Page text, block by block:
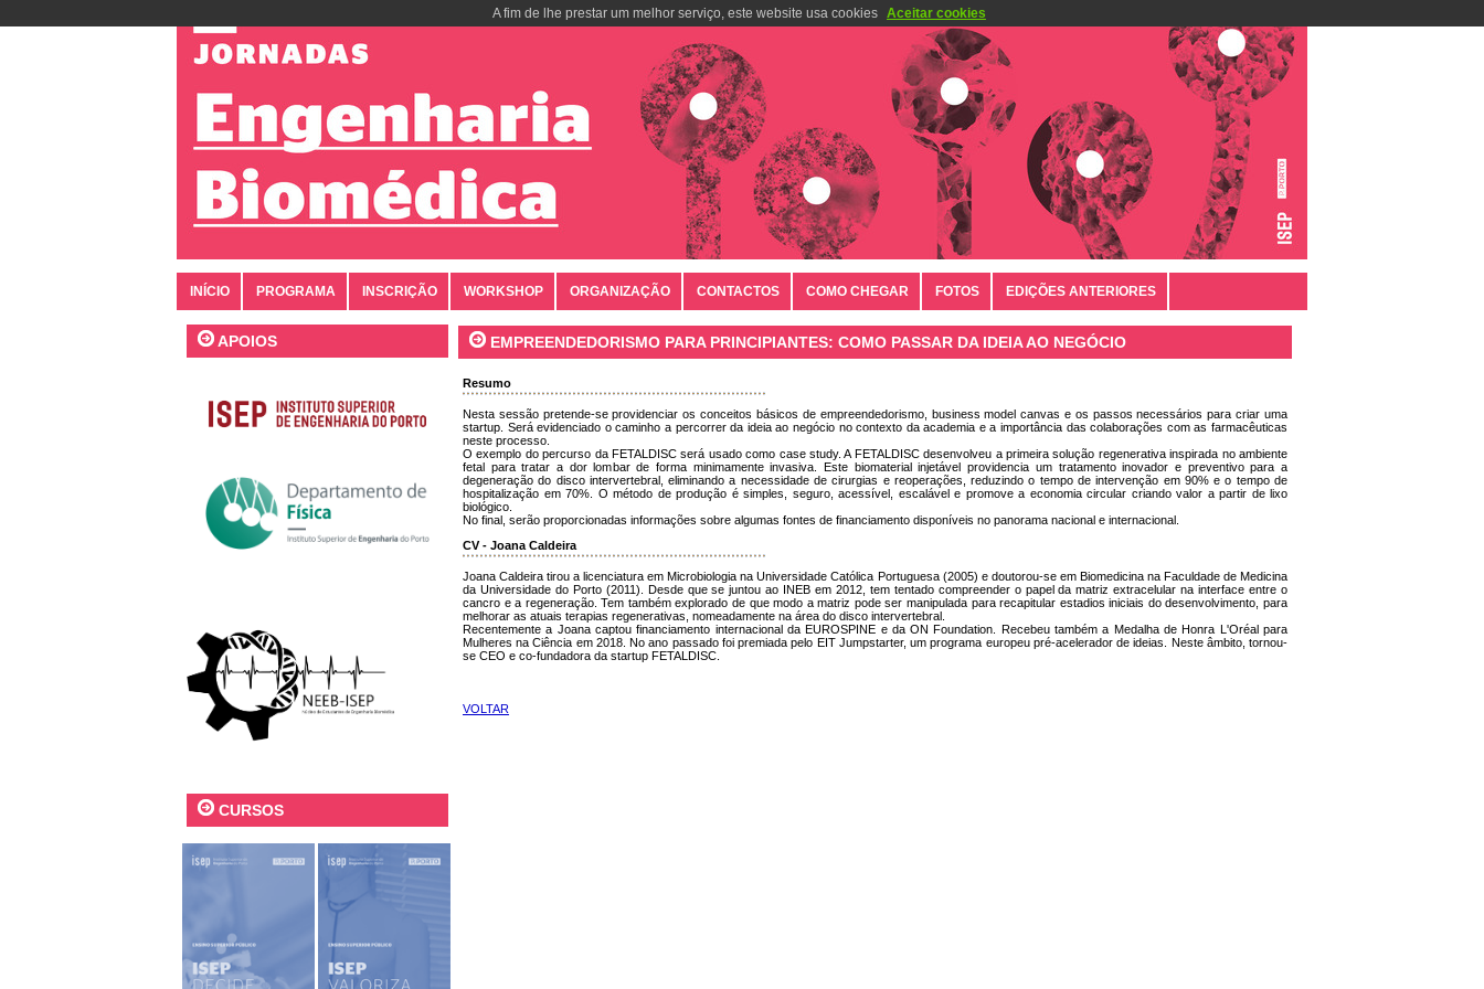
A fim de lhe prestar um melhor serviço, este website usa cookies Aceitar cookies
INÍCIO PROGRAMA INSCRIÇÃO WORKSHOP ORGANIZAÇÃO CONTACTOS COMO CHEGAR FOTOS EDIÇÕES ANTERIORES
APOIOS
CURSOS
EMPREENDEDORISMO PARA PRINCIPIANTES: COMO PASSAR DA IDEIA AO NEGÓCIO
Resumo
Nesta sessão pretende-se providenciar os conceitos básicos de empreendedorismo, business model canvas e os passos necessários para criar uma
startup. Será evidenciado o caminho a percorrer da ideia ao negócio no contexto da academia e a importância das colaborações com as farmacêuticas
neste processo.
O exemplo do percurso da FETALDISC será usado como case study. A FETALDISC desenvolveu a primeira solução regenerativa inspirada no ambiente
fetal para tratar a dor lombar de forma minimamente invasiva. Este biomaterial injetável providencia um tratamento inovador e preventivo para a
degeneração do disco intervertebral, eliminando a necessidade de cirurgias e reoperações, reduzindo o tempo de intervenção em 90% e o tempo de
hospitalização em 70%. O método de produção é simples, seguro, acessível, escalável e promove a economia circular criando valor a partir de lixo
biológico.
No final, serão proporcionadas informações sobre algumas fontes de financiamento disponíveis no panorama nacional e internacional.
CV - Joana Caldeira
Joana Caldeira tirou a licenciatura em Microbiologia na Universidade Católica Portuguesa (2005) e doutorou-se em Biomedicina na Faculdade de Medicina
da Universidade do Porto (2011). Desde que se juntou ao INEB em 2012, tem tentado compreender o papel da matriz extracelular na interface entre o
cancro e a regeneração. Tem também explorado de que modo a matriz pode ser manipulada para recapitular estadios iniciais do desenvolvimento, para
melhorar as atuais terapias regenerativas, nomeadamente na área do disco intervertebral.
Recentemente a Joana captou financiamento internacional da EUROSPINE e da ON Foundation. Recebeu também a Medalha de Honra L'Oréal para
Mulheres na Ciência em 2018. No ano passado foi premiada pelo EIT Jumpstarter, um programa europeu pré-acelerador de ideias. Neste âmbito, tornou-
se CEO e co-fundadora da startup FETALDISC.
VOLTAR